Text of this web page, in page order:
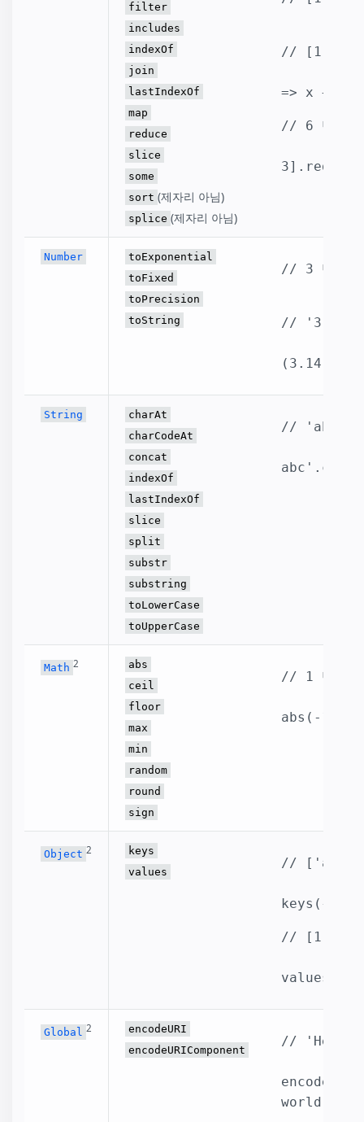
filter
includes
indexOf
join
lastIndexOf
map
reduce
slice
some
sort (제자리 아님)
splice (제자리 아님)
// [1, 3,
=> x + i)
// 6 반환.
Number
toExponential
toFixed
toPrecision
toString
// 3 반환.
// '3.14'
String
charAt
charCodeAt
concat
indexOf
lastIndexOf
slice
split
substr
substring
toLowerCase
toUpperCase
//
Math 2
abs
ceil
floor
max
min
random
round
sign
// 1 반환.
abs(-1)
Object 2
keys
values
// ['a',
keys({a:
// [1, 2]
Global 2
encodeURI
encodeURIComponent
//
world')